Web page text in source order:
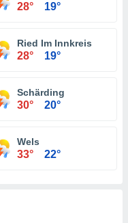
28° 19°
Ried Im Innkreis
28° 19°
Schärding
30° 20°
Wels
33° 22°